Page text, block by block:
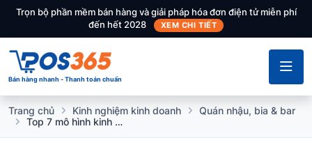
Trọn bộ phần mềm bán hàng và giải pháp hóa đơn điện tử miễn phí
đến hết 2028
XEM CHI TIẾT
Bán hàng nhanh - Thanh toán chuẩn
Trang chủ Kinh nghiệm kinh doanh
Quán nhậu, bia & bar
Top 7 mô hình kinh doanh quán bar phổ biến và bí quyết thành công